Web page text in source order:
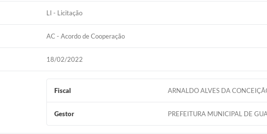
LI - Licitação
AC - Acordo de Cooperação
18/02/2022
Fiscal
ARNALDO ALVES DA
Gestor PREFEITURA MUNICIPAL DE